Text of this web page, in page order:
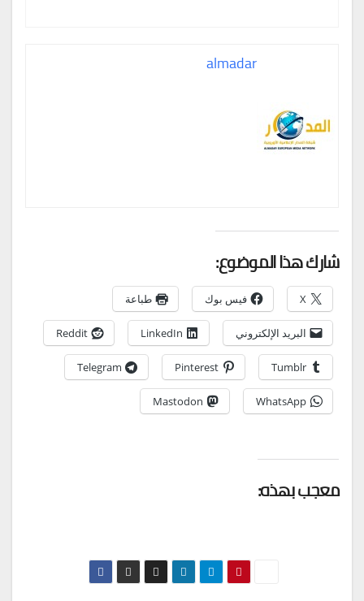
almadar
شارك هذا الموضوع:
X فيس بوك طباعة
البريد الإلكتروني LinkedIn
Reddit
Tumblr
Pinterest
Telegram
WhatsApp
Mastodon
معجب بهذه: